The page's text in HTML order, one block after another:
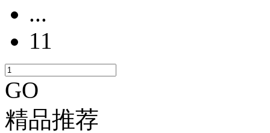
...
11
GO
精品推荐